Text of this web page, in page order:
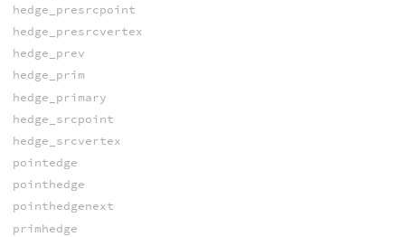
hedge_presrcpoint
hedge_presrcvertex
hedge_prev
hedge_prim
hedge_primary
hedge_srcpoint
hedge_srcvertex
pointedge
pointhedge
pointhedgenext
primhedge